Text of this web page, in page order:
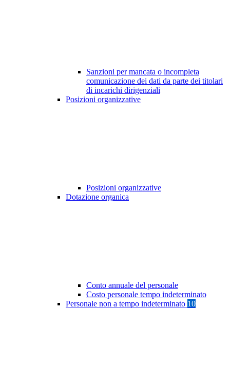
Sanzioni per mancata o incompleta
comunicazione dei dati da parte dei titolari
di incarichi dirigenziali
Posizioni organizzative
Posizioni organizzative
Dotazione organica
Conto annuale del personale
Costo personale tempo indeterminato
Personale non a tempo indeterminato 10